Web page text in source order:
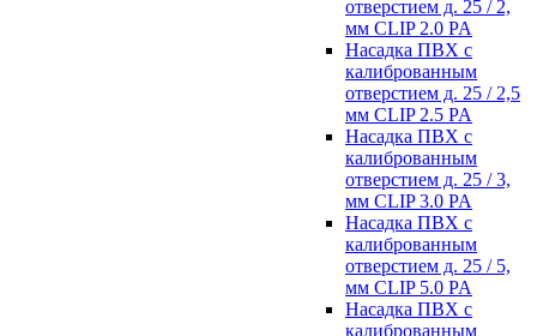
отверстием д. 25 / 2,
мм CLIP 2.0 PA
Насадка ПВХ с
калиброванным
отверстием д. 25 / 2,5
мм CLIP 2.5 PA
Насадка ПВХ с
калиброванным
отверстием д. 25 / 3,
мм CLIP 3.0 PA
Насадка ПВХ с
калиброванным
отверстием д. 25 / 5,
мм CLIP 5.0 PA
Насадка ПВХ с
калиброванным